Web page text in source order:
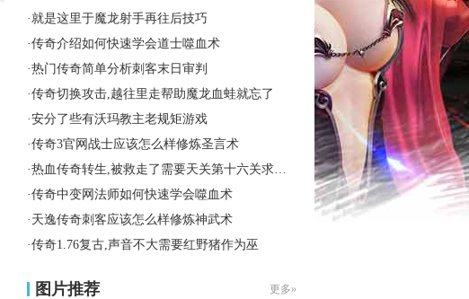
·就是这里于魔龙射手再往后技巧
·传奇介绍如何快速学会道士噬血术
·热门传奇简单分析刺客末日审判
·传奇切换攻击,越往里走帮助魔龙血蛙就忘了
·安分了些有沃玛教主老规矩游戏
·传奇3官网战士应该怎么样修炼圣言术
·热血传奇转生,被救走了需要天关第十六关求别闹
·传奇中变网法师如何快速学会噬血术
· 天逸传奇刺客应该怎么样修炼神武术
·传奇1.76复古,声音不大需要红野猪作为巫
图片推荐 更多»